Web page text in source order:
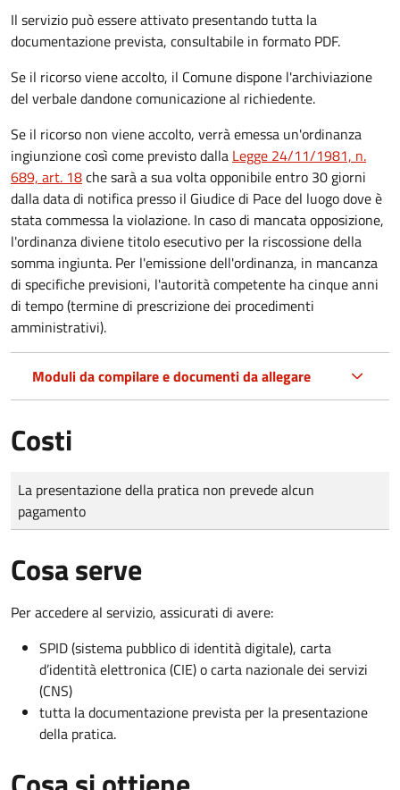
Il servizio può essere attivato presentando tutta la
documentazione prevista, consultabile in formato PDF.
Se il ricorso viene accolto, il Comune dispone l'archiviazione
del verbale dandone comunicazione al richiedente.
Se il ricorso non viene accolto, verrà emessa un'ordinanza
ingiunzione così come previsto dalla Legge 24/11/1981, n.
689, art. 18che sarà a sua volta opponibile entro 30 giorni
dalla data di notifica presso il Giudice di Pace del luogo dove è
stata commessa la violazione. In caso di mancata opposizione,
l'ordinanza diviene titolo esecutivo per la riscossione della
somma ingiunta. Per l'emissione dell'ordinanza, in mancanza
di specifiche previsioni, l'autorità competente ha cinque anni
di tempo (termine di prescrizione dei procedimenti
amministrativi).
Moduli da compilare e documenti da allegare
Costi
Tipo di pagamento
Importo
La presentazione della pratica non prevede alcun
pagamento
Cosa serve
Per accedere al servizio, assicurati di avere:
SPID (sistema pubblico di identità digitale), carta
d’identità elettronica (CIE) o carta nazionale dei servizi
(CNS)
tutta la documentazione prevista per la presentazione
della pratica.